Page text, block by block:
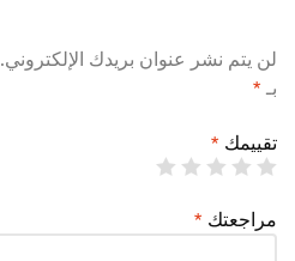
لن يتم نشر عنوان بريدك الإلكتروني.
بـ *
تقييمك *
مراجعتك *